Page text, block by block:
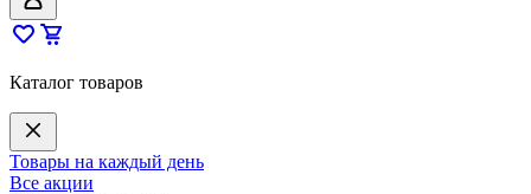
Каталог товаров
Товары на каждый день
Все акции